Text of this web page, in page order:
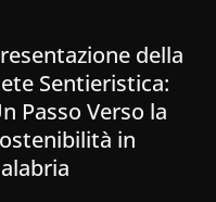
della
Sentieristica:
Passo Verso la
in